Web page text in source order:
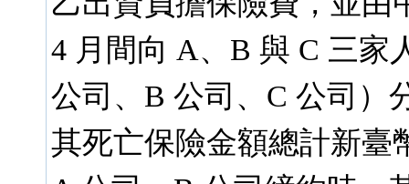
4 月間向 A、B 與 C 三家
公司、B 公司、C 公司）
其死亡保險金額總計新臺